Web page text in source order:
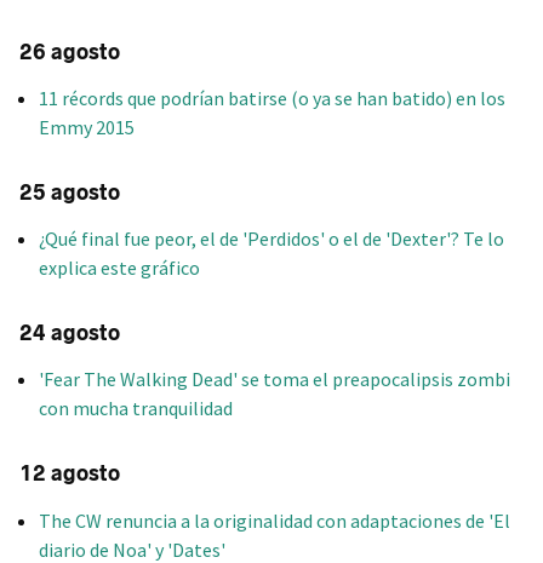
26 agosto
11 récords que podrían batirse (o ya se han batido) en los
Emmy 2015
25 agosto
¿Qué final fue peor, el de 'Perdidos' o el de 'Dexter'? Te lo
explica este gráfico
24 agosto
'Fear The Walking Dead' se toma el preapocalipsis zombi
con mucha tranquilidad
12 agosto
The CW renuncia a la originalidad con adaptaciones de 'El
diario de Noa' y 'Dates'